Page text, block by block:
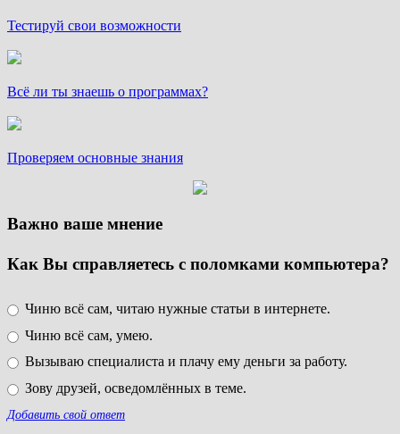
Тестируй свои возможности
Всё ли ты знаешь о программах?
Проверяем основные знания
Важно ваше мнение
Как Вы справляетесь с поломками компьютера?
Чиню всё сам, читаю нужные статьи в интернете.
Чиню всё сам, умею.
Вызываю специалиста и плачу ему деньги за работу.
Зову друзей, осведомлённых в теме.
Добавить свой ответ